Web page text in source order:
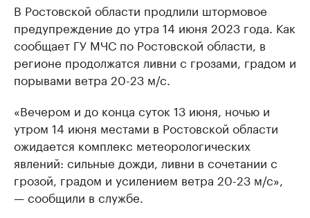
В Ростовской области продлили штормовое
предупреждение до утра 14 июня 2023 года. Как
сообщает ГУ МЧС по Ростовской области, в
регионе продолжатся ливни с грозами, градом и
порывами ветра 20-23 м/с.
«Вечером и до конца суток 13 июня, ночью и
утром 14 июня местами в Ростовской области
ожидается комплекс метеорологических
явлений: сильные дожди, ливни в сочетании с
грозой, градом и усилением ветра 20-23 м/с»,
— сообщили в службе.